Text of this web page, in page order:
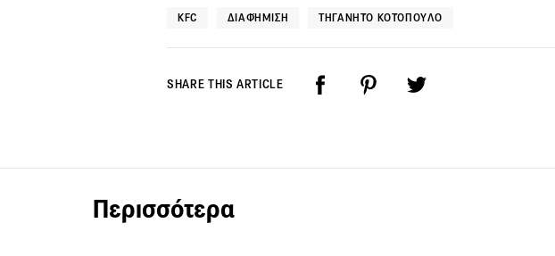
KFC ΔΙΑΦΉΜΙΣΗ ΤΗΓΑΝΗΤΌ ΚΟΤΌΠΟΥΛΟ
SHARE THIS ARTICLE
Περισσότερα